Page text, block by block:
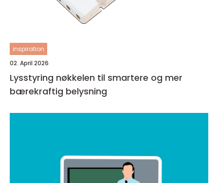
inspiration
02. April 2026
Lysstyring nøkkelen til smartere og mer
bærekraftig belysning